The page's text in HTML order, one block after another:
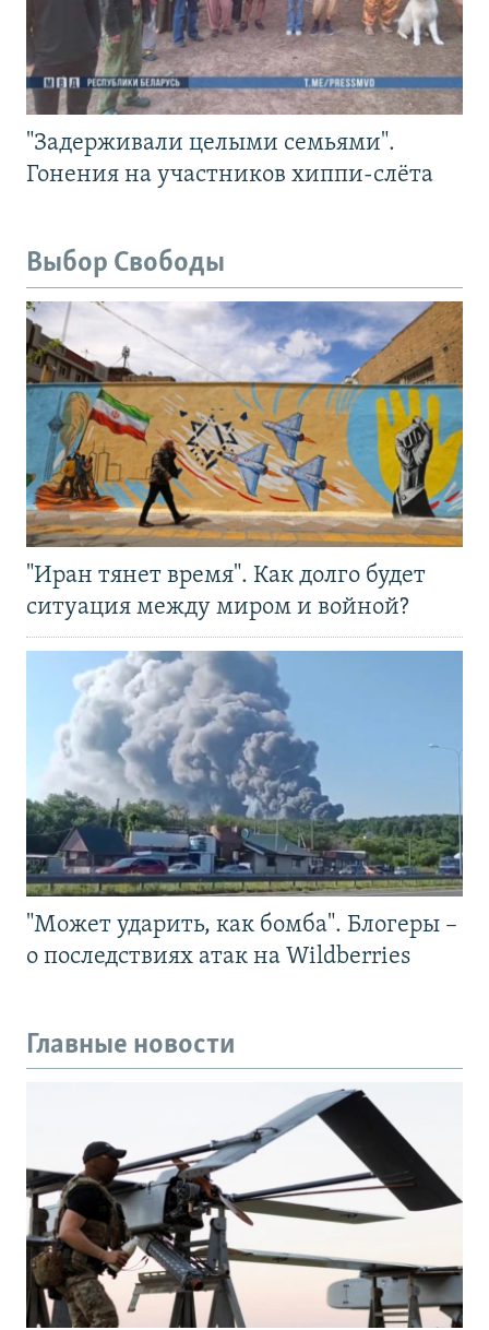
"Задерживали целыми семьями".
Гонения на участников хиппи-слёта
Выбор Свободы
"Иран тянет время". Как долго будет
ситуация между миром и войной?
"Может ударить, как бомба". Блогеры –
о последствиях атак на Wildberries
Главные новости